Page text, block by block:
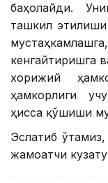
баҳолайди.
ташкил
кенгайтиришга
хорижий
ҳамкорлиги
ҳисса қўшиши
Эслатиб
жамоатчи